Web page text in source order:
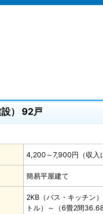
） 92戸
4,200～7,900円（収入
簡易平屋建て
2KB（バス・キッチン
トル）～（6畳2間